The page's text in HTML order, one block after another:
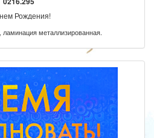
Рождения!
ламинация металлизированная.